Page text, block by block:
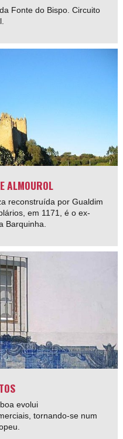
Fonte do Bispo. Circuito
ALMOUROL
reconstruída por Gualdim
em 1171, é o ex-
Barquinha.
evolui
tornando-se num